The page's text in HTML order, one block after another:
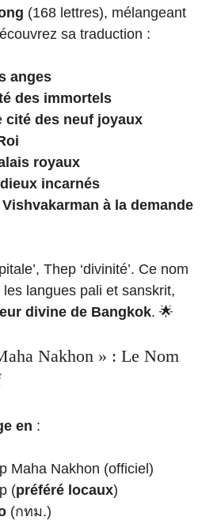
(168 lettres), mélangeant
sa traduction :
anges
des immortels
cité des neuf joyaux
royaux
dieux incarnés
Vishvakarman à la demande
Thep ‘divinité’. Ce nom
langues pali et sanskrit,
divine de Bangkok. 🌟
Nakhon » : Le Nom
en :
Maha Nakhon (officiel)
(préféré locaux)
(กทม.)